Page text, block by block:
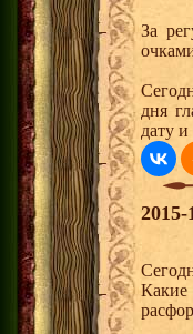
За
дня
дату
Какие